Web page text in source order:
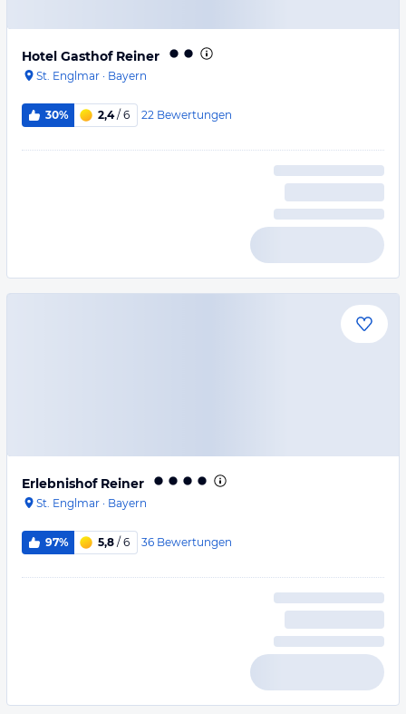
Hotel Gasthof Reiner
St. Englmar · Bayern
30% 2,4/ 6 22 Bewertungen
Erlebnishof Reiner
St. Englmar · Bayern
97% 5,8 / 6 36 Bewertungen